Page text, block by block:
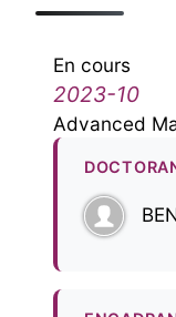
En cours
2023-10
Advanced